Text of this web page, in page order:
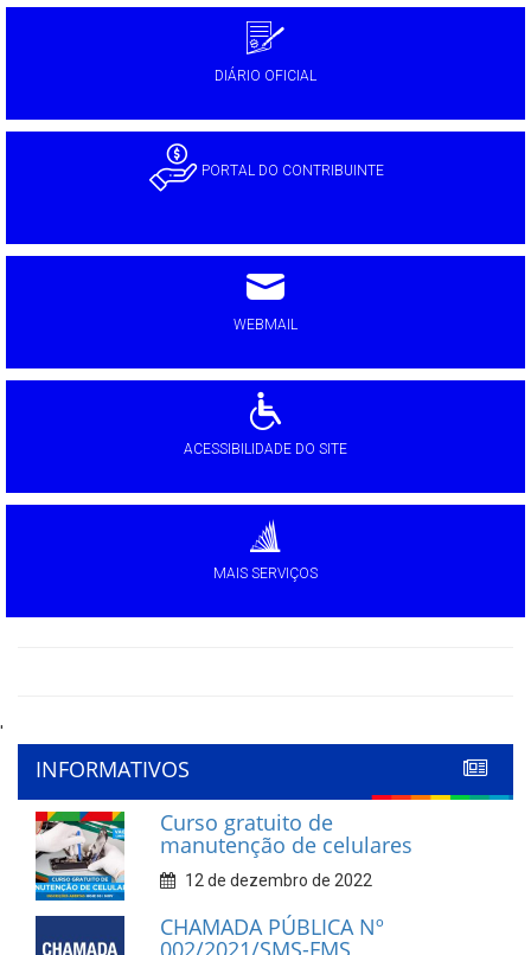
DIÁRIO OFICIAL
PORTAL DO CONTRIBUINTE
WEBMAIL
ACESSIBILIDADE DO SITE
MAIS SERVIÇOS
'
INFORMATIVOS
Curso gratuito de
manutenção de celulares
12 de dezembro de 2022
CHAMADA PÚBLICA Nº